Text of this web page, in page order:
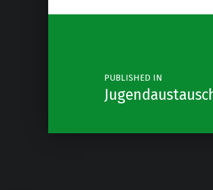
Post navigation
PUBLISHED IN